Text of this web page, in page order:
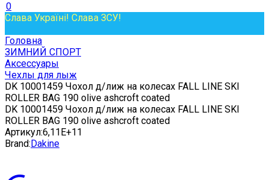
0
Слава Україні! Слава ЗСУ!
Головна
ЗИМНИЙ СПОРТ
Аксессуары
Чехлы для лыж
DK 10001459 Чохол д/лиж на колесах FALL LINE SKI
ROLLER BAG 190 olive ashcroft coated
DK 10001459 Чохол д/лиж на колесах FALL LINE SKI
ROLLER BAG 190 olive ashcroft coated
Артикул:6,11E+11
Brand:Dakine